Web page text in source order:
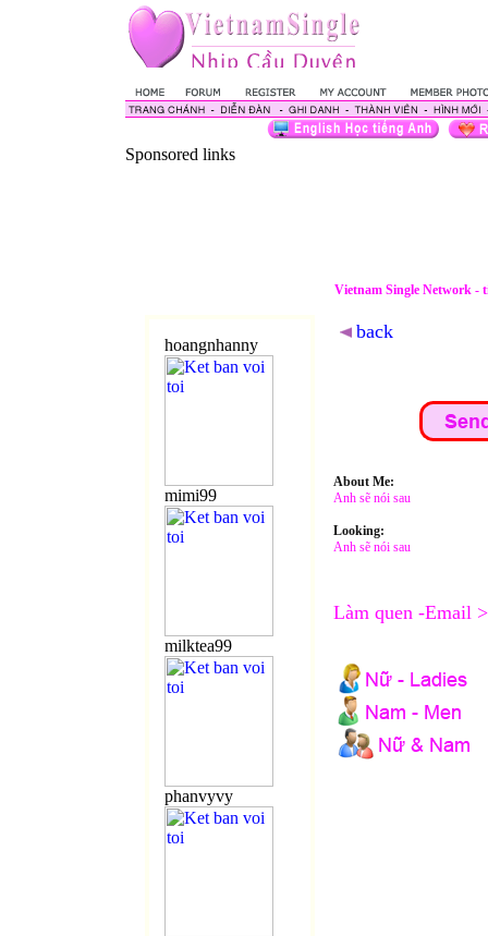
Sponsored links
Vietnam Single Network -
hoangnhanny
mimi99
milktea99
phanvyvy
back
About Me:
Anh sẽ nói sau
Looking:
Anh sẽ nói sau
Làm quen -Email